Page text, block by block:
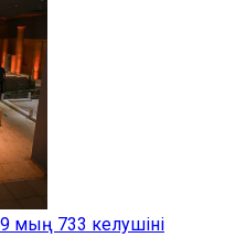
мың 733 келушіні